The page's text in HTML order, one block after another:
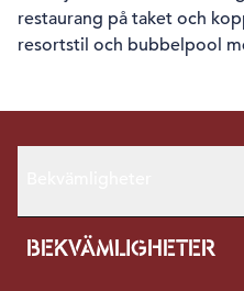
restaurang på taket och
resortstil och bubbelpool
BEKVÄMLIGHETER